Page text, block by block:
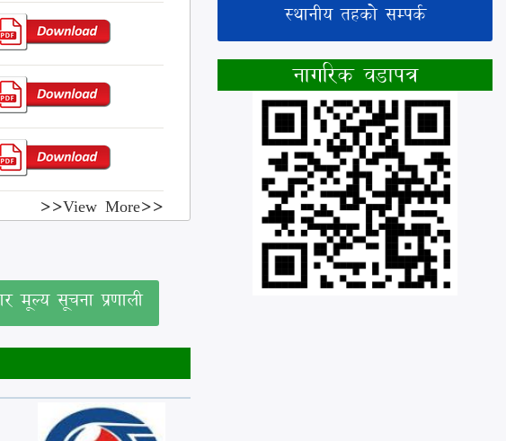
>>View More>>
मूल्य सूचना प्रणाली
स्थानीय तहको सम्पर्क
नागरिक वडापत्र